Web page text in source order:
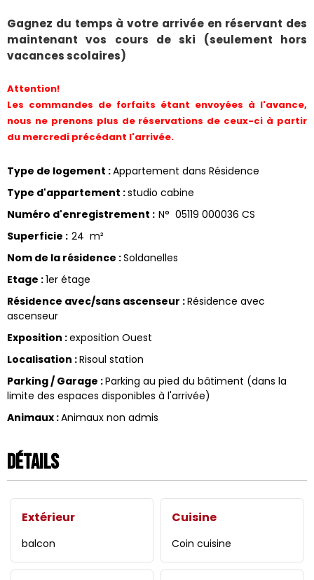
Gagnez du temps à votre arrivée en réservant des
maintenant vos cours de ski (seulement hors
vacances scolaires)
Attention!
Les commandes de forfaits étant envoyées à l'avance,
nous ne prenons plus de réservations de ceux-ci à partir
du mercredi précédant l'arrivée.
Type de logement :Appartement dans Résidence
Type d'appartement :studio cabine
Numéro d'enregistrement : N° 05119 000036 CS
Superficie : 24 m²
Nom de la résidence :Soldanelles
Etage :1er étage
Résidence avec/sans ascenseur :Résidence avec
ascenseur
Exposition :exposition Ouest
Localisation :Risoul station
Parking / Garage :Parking au pied du bâtiment (dans la
limite des espaces disponibles à l'arrivée)
Animaux :Animaux non admis
Détails
Extérieur
balcon
Cuisine
Coin cuisine